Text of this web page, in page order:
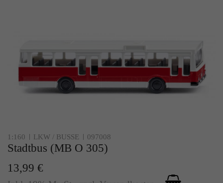
1:160 LKW / BUSSE 097008
Stadtbus (MB O 305)
13,99 €